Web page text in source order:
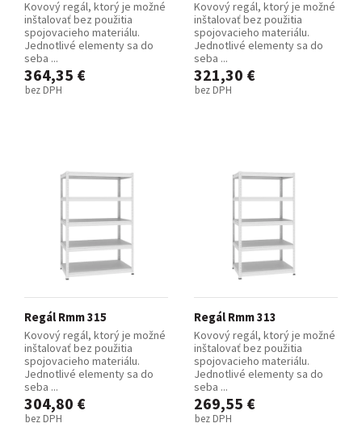
Kovový regál, ktorý je možné
inštalovať bez použitia
spojovacieho materiálu.
Jednotlivé elementy sa do
seba ...
364,35 €
bez DPH
Kovový regál, ktorý je možné
inštalovať bez použitia
spojovacieho materiálu.
Jednotlivé elementy sa do
seba ...
321,30 €
bez DPH
Regál Rmm 315
Kovový regál, ktorý je možné
inštalovať bez použitia
spojovacieho materiálu.
Jednotlivé elementy sa do
seba ...
304,80 €
bez DPH
Regál Rmm 313
Kovový regál, ktorý je možné
inštalovať bez použitia
spojovacieho materiálu.
Jednotlivé elementy sa do
seba ...
269,55 €
bez DPH